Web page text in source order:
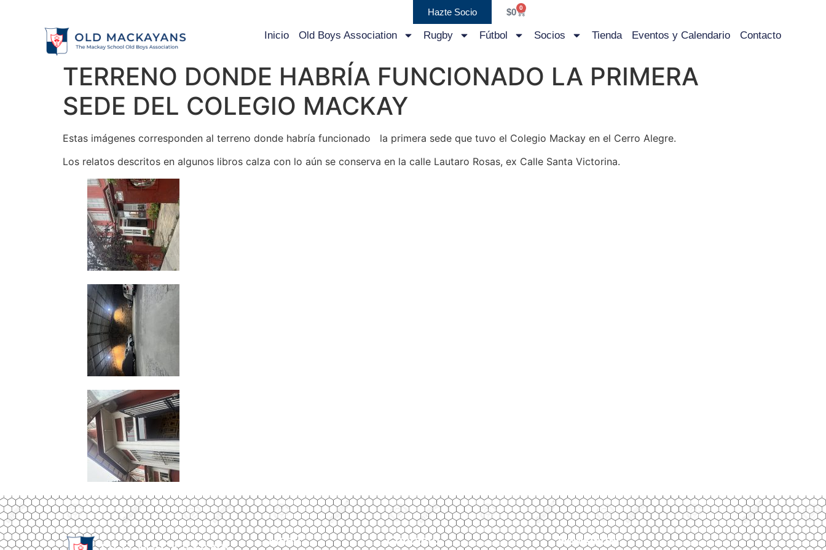
Hazte Socio $0 0
Inicio Old Boys Association Rugby Fútbol Socios Tienda Eventos y Calendario Contacto
TERRENO DONDE HABRÍA FUNCIONADO LA PRIMERA
SEDE DEL COLEGIO MACKAY
Estas imágenes corresponden al terreno donde habría funcionado la primera sede que tuvo el Colegio Mackay en el Cerro Alegre.
Los relatos descritos en algunos libros calza con lo aún se conserva en la calle Lautaro Rosas, ex Calle Santa Victorina.
Menú Contacto Newsletter